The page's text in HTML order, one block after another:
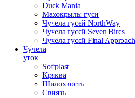
Duck Mania
Махокрылы гуси
Чучела гусей NorthWay
Чучела гусей Seven Birds
Чучела гусей Final Approach
Чучела
уток
Softplast
Кряква
Шилохвость
Свиязь